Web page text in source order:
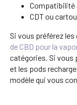
Compatibilité
CDT ou
Si vous préférez
de CBD pour la
catégories. Si vous
et les pods
modèle qui vous